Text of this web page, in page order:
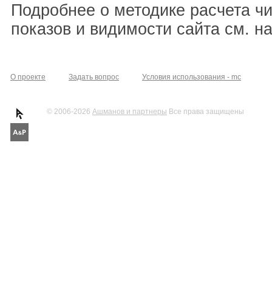
Подробнее о методике расчета
показов и видимости сайта см.
О проекте Задать вопрос Условия использования - mc
© 2006-2026 Ашманов и партнеры Все права защищены